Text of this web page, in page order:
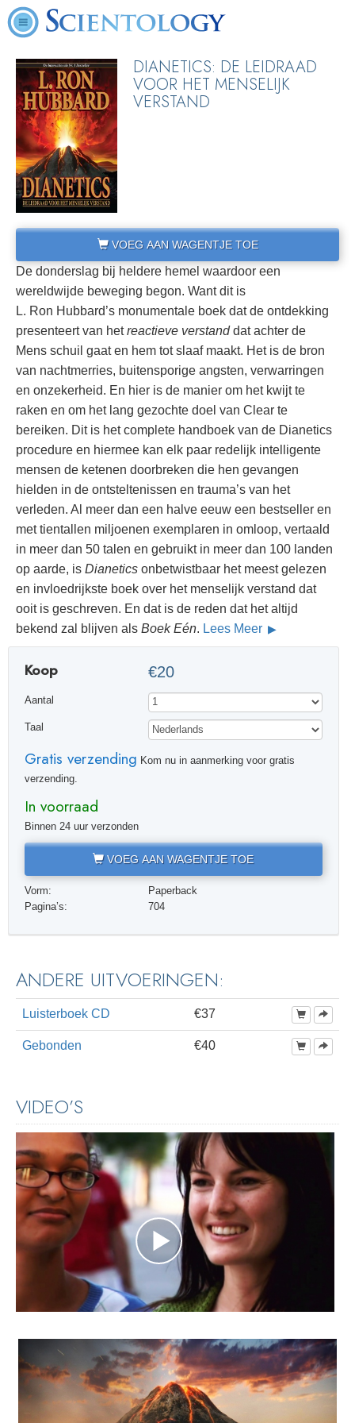
DIANETICS: DE LEIDRAAD
VOOR HET MENSELIJK
VERSTAND
VOEG AAN WAGENTJE TOE
De donderslag bij heldere hemel waardoor een
wereldwijde beweging begon. Want dit is
L. Ron Hubbard’s monumentale boek dat de ontdekking
presenteert van hetreactieve verstanddat achter de
Mens schuil gaat en hem tot slaaf maakt. Het is de bron
van nachtmerries, buitensporige angsten, verwarringen
en onzekerheid. En hier is de manier om het kwijt te
raken en om het lang gezochte doel van Clear te
bereiken. Dit is het complete handboek van de Dianetics
procedure en hiermee kan elk paar redelijk intelligente
mensen de ketenen doorbreken die hen gevangen
hielden in de ontsteltenissen en trauma’s van het
verleden. Al meer dan een halve eeuw een bestseller en
met tientallen miljoenen exemplaren in omloop, vertaald
in meer dan 50 talen en gebruikt in meer dan 100 landen
op aarde, is Dianetics onbetwistbaar het meest gelezen
en invloedrijkste boek over het menselijk verstand dat
ooit is geschreven. En dat is de reden dat het altijd
bekend zal blijven als Boek Eén. Lees Meer
Koop €20
Aantal
Taal
Gratis verzending Kom nu in aanmerking voor gratis
verzending.
In voorraad
Binnen 24 uur verzonden
VOEG AAN WAGENTJE TOE
Vorm:
Paperback
Pagina’s:
704
ANDERE UITVOERINGEN:
Luisterboek CD €37
Gebonden €40
VIDEO’S